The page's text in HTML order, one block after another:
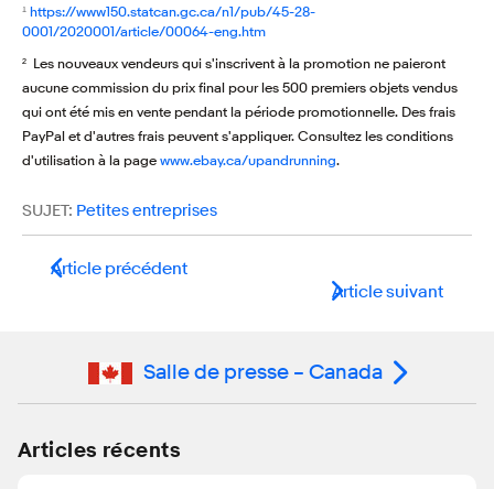
¹https://www150.statcan.gc.ca/n1/pub/45-28-
0001/2020001/article/00064-eng.htm
² Les nouveaux vendeurs qui s'inscrivent à la promotion ne paieront
aucune commission du prix final pour les 500 premiers objets vendus
qui ont été mis en vente pendant la période promotionnelle. Des frais
PayPal et d'autres frais peuvent s'appliquer. Consultez les conditions
d'utilisation à la pagewww.ebay.ca/upandrunning.
SUJET: Petites entreprises
Article précédent
Article suivant
Salle de presse – Canada
Articles récents